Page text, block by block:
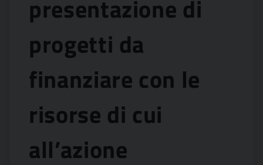
presentazione di
progetti da
finanziare con le
risorse di cui
all’azione